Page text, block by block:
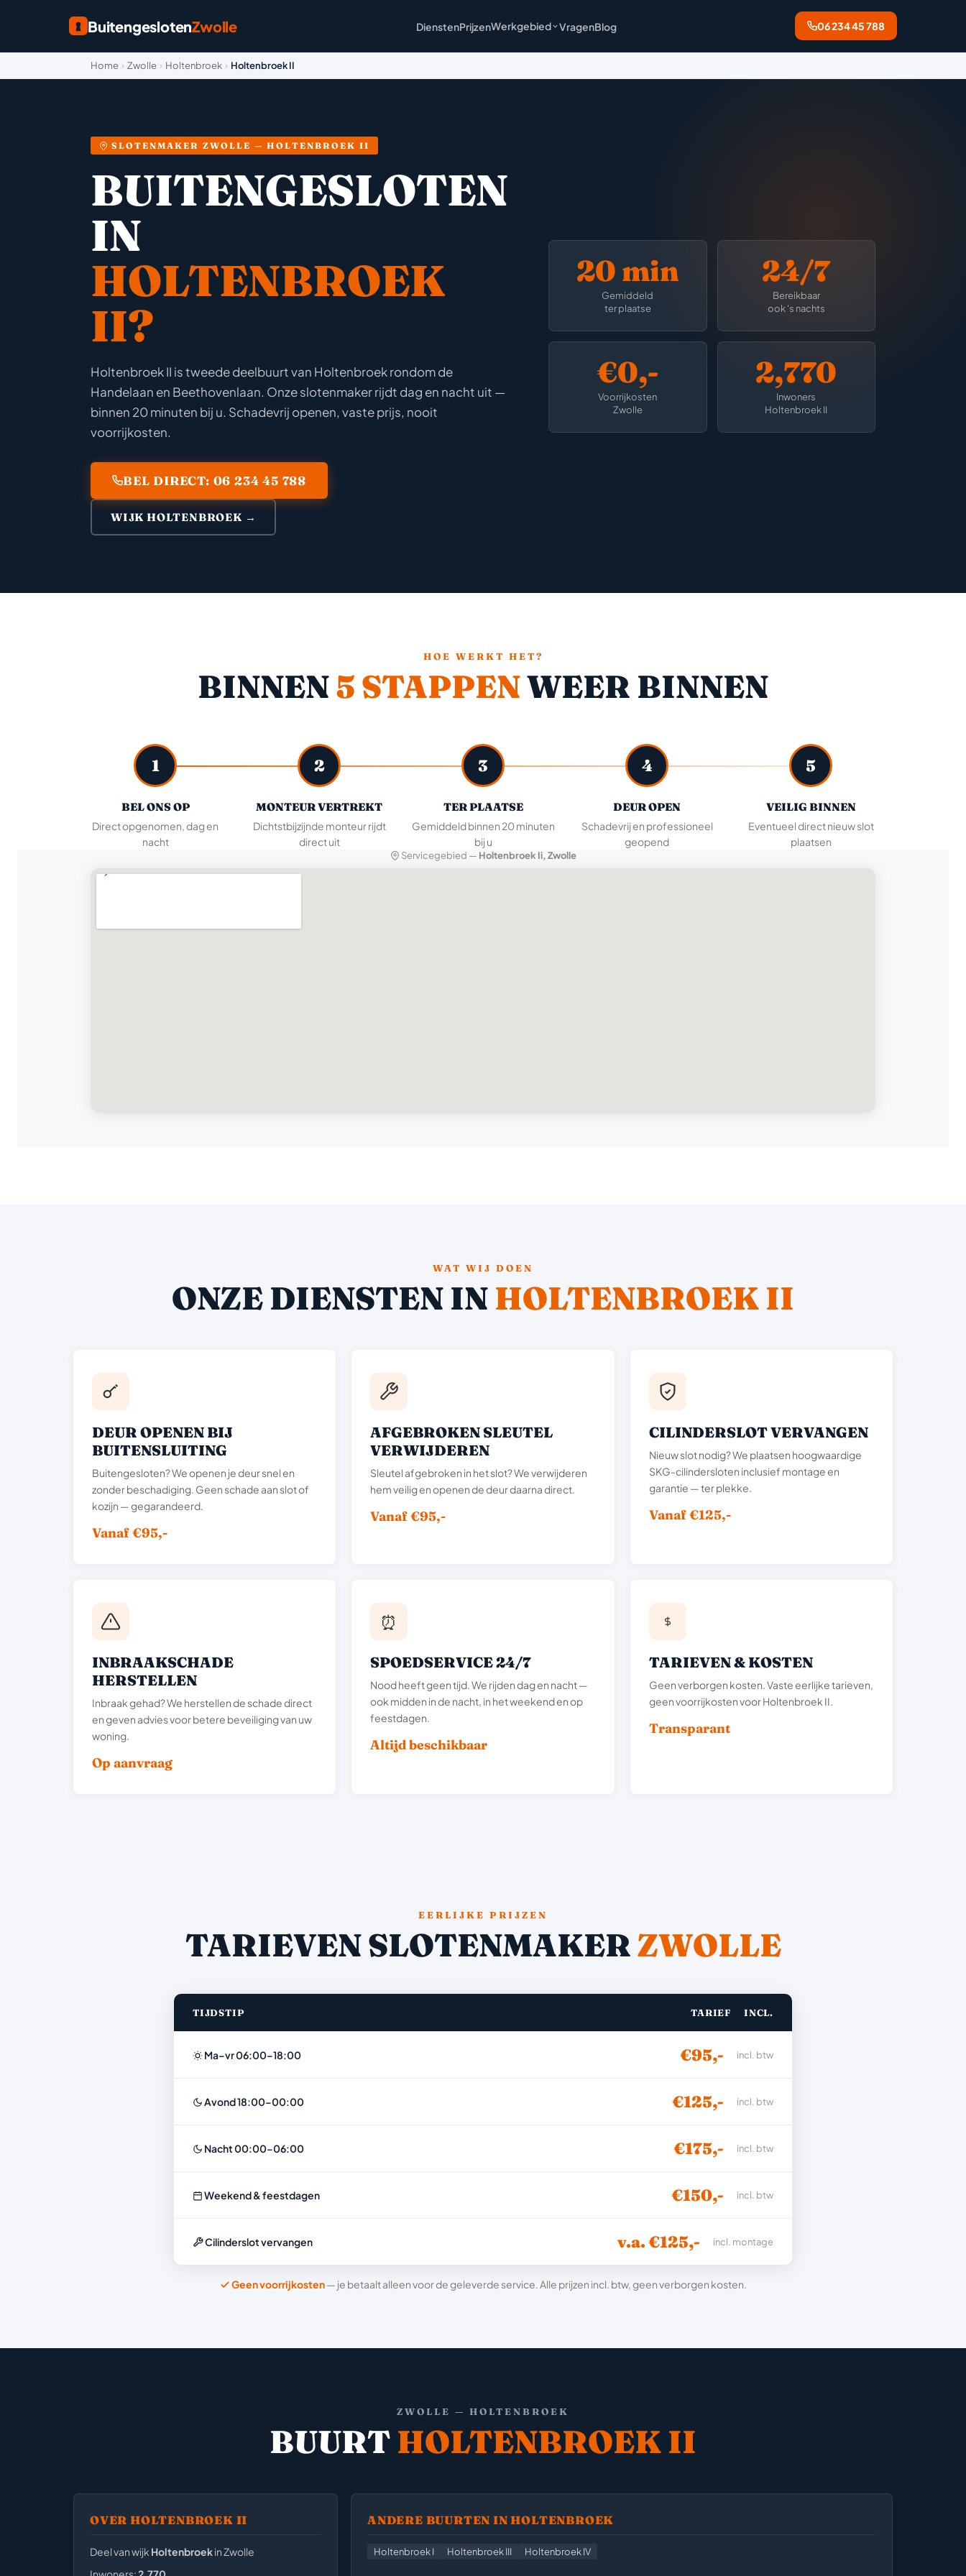
BuitengeslotenZwolle DienstenPrijzenWerkgebied VragenBlog 06 234 45 788
Home › Zwolle › Holtenbroek › Holtenbroek II
SLOTENMAKER ZWOLLE — HOLTENBROEK II
BUITENGESLOTEN
IN
HOLTENBROEK
II?
Holtenbroek II is tweede deelbuurt van Holtenbroek rondom de
Handelaan en Beethovenlaan. Onze slotenmaker rijdt dag en nacht uit —
binnen 20 minuten bij u. Schadevrij openen, vaste prijs, nooit
voorrijkosten.
BEL DIRECT: 06 234 45 788
WIJK HOLTENBROEK →
20 min
Gemiddeld
ter plaatse
24/7
Bereikbaar
ook 's nachts
€0,-
Voorrijkosten
Zwolle
2,770
Inwoners
Holtenbroek II
HOE WERKT HET?
BINNEN5 STAPPENWEER BINNEN
1
BEL ONS OP
Direct opgenomen, dag en
nacht
2
MONTEUR VERTREKT
Dichtstbijzijnde monteur rijdt
direct uit
3
TER PLAATSE
Gemiddeld binnen 20 minuten
bij u
4
DEUR OPEN
Schadevrij en professioneel
geopend
5
VEILIG BINNEN
Eventueel direct nieuw slot
plaatsen
Servicegebied — Holtenbroek Ii, Zwolle
WAT WIJ DOEN
ONZE DIENSTEN IN HOLTENBROEK II
DEUR OPENEN BIJ
BUITENSLUITING
Buitengesloten? We openen je deur snel en
zonder beschadiging. Geen schade aan slot of
kozijn — gegarandeerd.
Vanaf €95,-
AFGEBROKEN SLEUTEL
VERWIJDEREN
Sleutel afgebroken in het slot? We verwijderen
hem veilig en openen de deur daarna direct.
Vanaf €95,-
CILINDERSLOT VERVANGEN
Nieuw slot nodig? We plaatsen hoogwaardige
SKG-cilindersloten inclusief montage en
garantie — ter plekke.
Vanaf €125,-
INBRAAKSCHADE
HERSTELLEN
Inbraak gehad? We herstellen de schade direct
en geven advies voor betere beveiliging van uw
woning.
Op aanvraag
⏰
SPOEDSERVICE 24/7
Nood heeft geen tijd. We rijden dag en nacht —
ook midden in de nacht, in het weekend en op
feestdagen.
Altijd beschikbaar
TARIEVEN & KOSTEN
Geen verborgen kosten. Vaste eerlijke tarieven,
geen voorrijkosten voor Holtenbroek II.
Transparant
EERLIJKE PRIJZEN
TARIEVEN SLOTENMAKERZWOLLE
TIJDSTIP TARIEF INCL.
Ma–vr 06:00–18:00 €95,- incl. btw
Avond 18:00–00:00 €125,- incl. btw
Nacht 00:00–06:00 €175,- incl. btw
Weekend & feestdagen €150,- incl. btw
Cilinderslot vervangen v.a. €125,- incl. montage
Geen voorrijkosten— je betaalt alleen voor de geleverde service. Alle prijzen incl. btw, geen verborgen kosten.
ZWOLLE — HOLTENBROEK
BUURT HOLTENBROEK II
OVER HOLTENBROEK II
Deel van wijk Holtenbroekin Zwolle
ANDERE BUURTEN IN HOLTENBROEK
Holtenbroek I Holtenbroek III Holtenbroek IV